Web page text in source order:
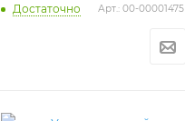
Достаточно
Арт.: 00-00001475